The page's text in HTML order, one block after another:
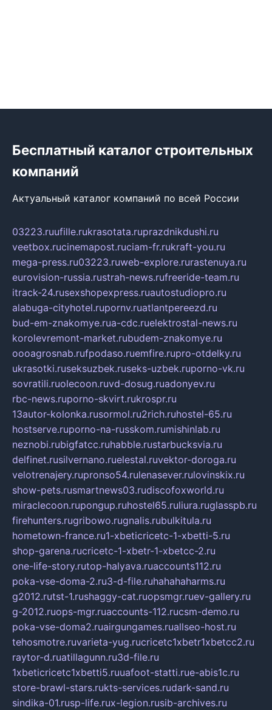
Бесплатный каталог строительных
компаний
Актуальный каталог компаний по всей России
03223.ruufille.rukrasotata.ruprazdnikdushi.ru
veetbox.rucinemapost.ruciam-fr.rukraft-you.ru
mega-press.ru03223.ruweb-explore.rurastenuya.ru
eurovision-russia.rustrah-news.rufreeride-team.ru
itrack-24.rusexshopexpress.ruautostudiopro.ru
alabuga-cityhotel.rupornv.ruatlantpereezd.ru
bud-em-znakomye.rua-cdc.ruelektrostal-news.ru
korolevremont-market.rubudem-znakomye.ru
oooagrosnab.rufpodaso.ruemfire.rupro-otdelky.ru
ukrasotki.ruseksuzbek.ruseks-uzbek.ruporno-vk.ru
sovratili.ruolecoon.ruvd-dosug.ruadonyev.ru
rbc-news.ruporno-skvirt.rukrospr.ru
13autor-kolonka.rusormol.ru2rich.ruhostel-65.ru
hostserve.ruporno-na-russkom.rumishinlab.ru
neznobi.rubigfatcc.ruhabble.rustarbucksvia.ru
delfinet.rusilvernano.ruelestal.ruvektor-doroga.ru
velotrenajery.rupronso54.rulenasever.rulovinskix.ru
show-pets.rusmartnews03.rudiscofoxworld.ru
miraclecoon.rupongup.ruhostel65.ruliura.ruglasspb.ru
firehunters.rugribowo.rugnalis.rubulkitula.ru
hometown-france.ru1-xbeticricetc-1-xbetti-5.ru
shop-garena.rucricetc-1-xbetr-1-xbetcc-2.ru
one-life-story.rutop-halyava.ruaccounts112.ru
poka-vse-doma-2.ru3-d-file.ruhahahaharms.ru
g2012.rutst-1.rushaggy-cat.ruopsmgr.ruev-gallery.ru
g-2012.ruops-mgr.ruaccounts-112.rucsm-demo.ru
poka-vse-doma2.ruairgungames.ruallseo-host.ru
tehosmotre.ruvarieta-yug.rucricetc1xbetr1xbetcc2.ru
raytor-d.ruatillagunn.ru3d-file.ru
1xbeticricetc1xbetti5.ruuafoot-statti.rue-abis1c.ru
store-brawl-stars.rukts-services.rudark-sand.ru
sindika-01.rusp-life.rux-legion.rusib-archives.ru